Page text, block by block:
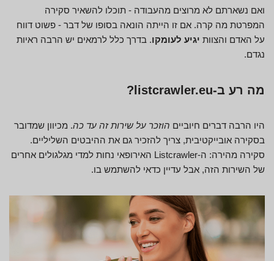
ואם נשארתם לא מרוצים מהעבודה - תוכלו להשאיר סקירה
המפרטת מה קרה. אם זו הייתה הונאה בסופו של דבר - פשוט דווח
על האדם והצוות יגיע לעומקו. בדרך כלל לרמאים יש הרבה ראיות
נגדם.
מה רע ב-listcrawler.eu?
היו הרבה דברים חיוביים הוזכר על שירות זה עד כה. מכיוון שמדובר
בסקירה אובייקטיבית, צריך להזכיר גם את ההיבטים השליליים.
סקירה מהירה: ה-Listcrawler האירופאי נחות למדי מגלגולים אחרים
של השירות הזה, אבל עדיין כדאי להשתמש בו.